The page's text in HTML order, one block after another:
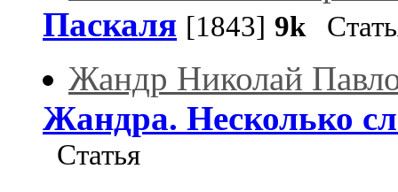
Паскаля [1843] 9k
Жандр Николай
Жандра. Несколько
Статья